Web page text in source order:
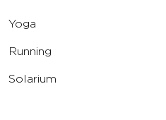
Yoga
Running
Solarium